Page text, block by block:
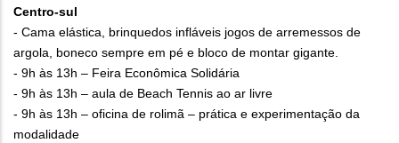
Centro-sul
- Cama elástica, brinquedos infláveis jogos de arremessos de
argola, boneco sempre em pé e bloco de montar gigante.
- 9h às 13h – Feira Econômica Solidária
- 9h às 13h – aula de Beach Tennis ao ar livre
- 9h às 13h – oficina de rolimã – prática e experimentação da
modalidade